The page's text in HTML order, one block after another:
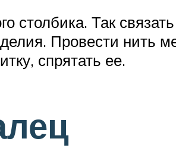
столбика. Так
Провести нить
спрятать ее.